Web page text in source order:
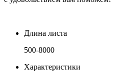
Длина листа
500-8000
Характеристики